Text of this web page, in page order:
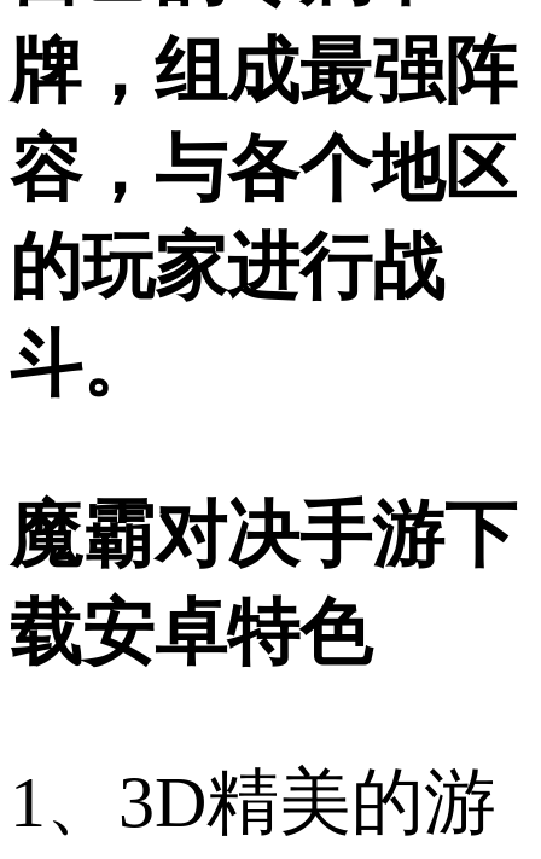
牌，组成最强阵
容，与各个地区
的玩家进行战
斗。
魔霸对决手游下
载安卓特色
1、3D精美的游